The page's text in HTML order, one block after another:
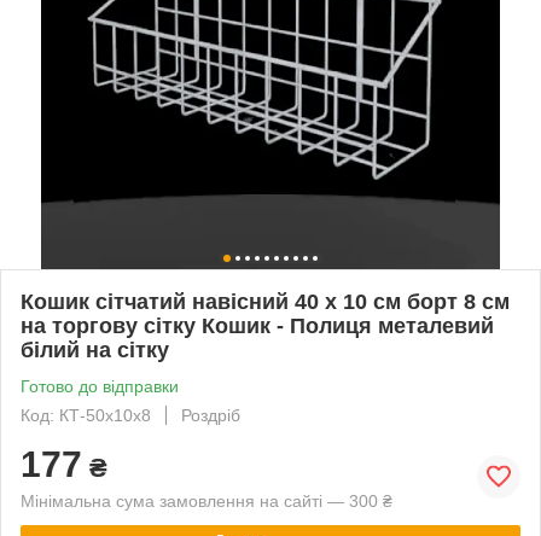
Кошик сітчатий навісний 40 х 10 см борт 8 см
на торгову сітку Кошик - Полиця металевий
білий на сітку
Готово до відправки
Код: КТ-50х10х8
Роздріб
177 ₴
Мінімальна сума замовлення на сайті — 300 ₴